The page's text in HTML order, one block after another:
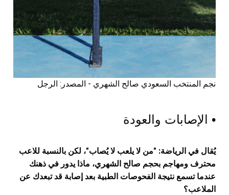
نجم المنتخب السعودي صالح الشهري - المصدر: الرجل
• الإصابات والعودة
يُقال في الرياضة: "من لا يلعب لا يُصاب"، لكن بالنسبة للاعب
محترف ومهاجم بحجم صالح الشهري، ماذا يدور في ذهنك
عندما تسمع نتيجة الفحوصات الطبية بعد إصابة قد تبعدك عن
الملاعب؟